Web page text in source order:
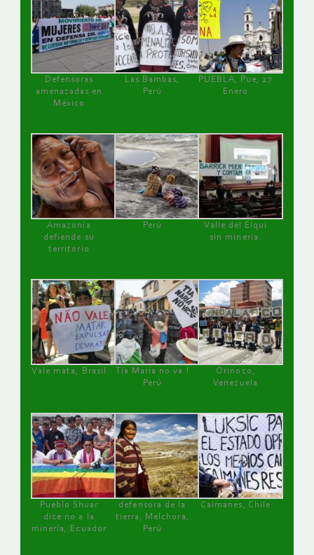
Defensoras
amenazadas en
México
Las Bambas,
Perú
PUEBLA, Pue, 27
Enero
Amazonía
defiende su
territorio
Perú
Valle del Elqui
sin minería.
Vale mata, Brasil
Tía María no va !
Perú
Orinoco,
Venezuela
Pueblo Shuar
dice no a la
minería, Ecuador
defensora de la
tierra, Melchora,
Perú
Caimanes, Chile